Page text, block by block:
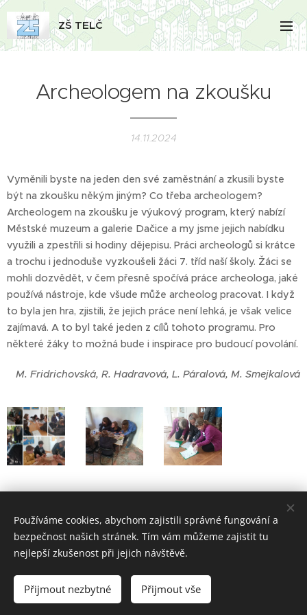
ZŠ TELČ
Archeologem na zkoušku
14.11.2024
Vyměnili byste na jeden den své zaměstnání a zkusili byste
být na zkoušku někým jiným? Co třeba archeologem?
Archeologem na zkoušku je výukový program, který nabízí
Městské muzeum a galerie Dačice a my jsme jejich nabídku
využili a zpestřili si hodiny dějepisu. Práci archeologů si krátce
a trochu i jednoduše vyzkoušeli žáci 7. tříd naší školy. Žáci se
mohli dozvědět, v čem přesně spočívá práce archeologa, jaké
používá nástroje, kde všude může archeolog pracovat. I když
to byla jen hra, zjistili, že jejich práce není lehká, je však velice
zajímavá. A to byl také jeden z cílů tohoto programu. Pro
některé žáky to možná bude i inspirace pro budoucí povolání.
M. Fridrichovská, R. Hadravová, L. Páralová, M. Smejkalová
Archeologem na zkoušku
ZŠ Telč - bloxx.cz
Používáme cookies, abychom zajistili správné fungování a
bezpečnost našich stránek. Tím vám můžeme zajistit tu
nejlepší zkušenost při jejich návštěvě.
Přijmout nezbytné Přijmout vše